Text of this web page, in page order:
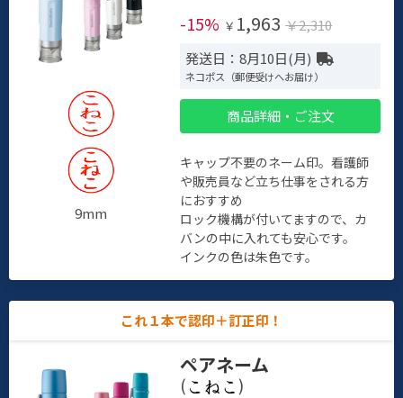
9mm
-15% ￥ 1,963 ￥2,310
発送日：8月10日(月)
ネコポス（郵便受けへお届け）
商品詳細・ご注文
キャップ不要のネーム印。看護師
や販売員など立ち仕事をされる方
におすすめ
ロック機構が付いてますので、カ
バンの中に入れても安心です。
インクの色は朱色です。
これ１本で認印＋訂正印！
ペアネーム
(
)